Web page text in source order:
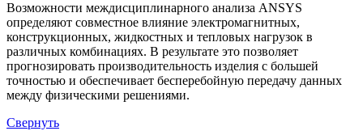
Возможности междисциплинарного анализа ANSYS
определяют совместное влияние электромагнитных,
конструкционных, жидкостных и тепловых нагрузок в
различных комбинациях. В результате это позволяет
прогнозировать производительность изделия с большей
точностью и обеспечивает бесперебойную передачу данных
между физическими решениями.
Свернуть